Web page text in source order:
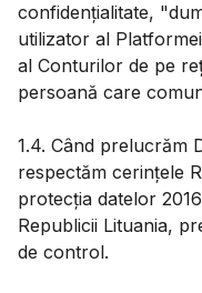
confidențialitate,
utilizator al
al Conturilor de pe
persoană care
1.4. Când prelucrăm
respectăm cerințele
protecția datelor
Republicii Lituania,
de control.